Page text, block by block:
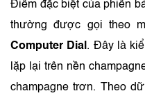
Điểm đặc biệt của phiên
thường được gọi theo
Computer Dial . Đây là
lặp lại trên nền
champagne trơn. Theo